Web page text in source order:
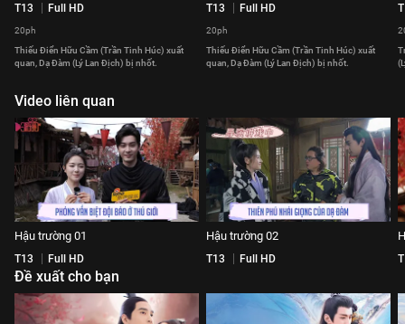
T13 Full HD
20ph
Thiếu Điển Hữu Cầm (Trần Tinh Húc) xuất
quan, Dạ Đàm (Lý Lan Địch) bị nhốt.
T13 Full HD
20ph
Thiếu Điển Hữu Cầm (Trần Tinh Húc) xuất
quan, Dạ Đàm (Lý Lan Địch) bị nhốt.
Video liên quan
Hậu trường 01
T13 Full HD
Hậu trường 02
T13 Full HD
Đề xuất cho bạn